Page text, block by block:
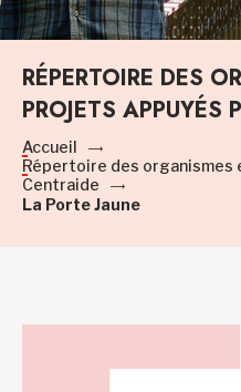
RÉPERTOIRE DES
PROJETS APPUYÉS
Accueil
Répertoire des organismes
Centraide
La Porte Jaune